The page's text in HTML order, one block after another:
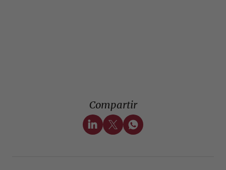
Compartir